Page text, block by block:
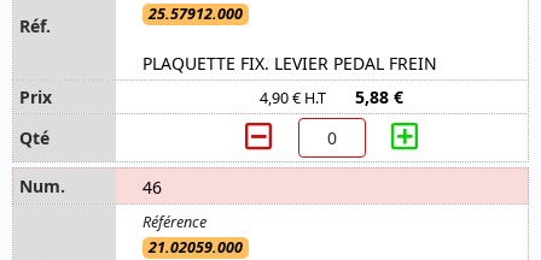
25.57912.000
PLAQUETTE FIX. LEVIER PEDAL FREIN
4,90 € H.T 5,88 €
46
21.02059.000